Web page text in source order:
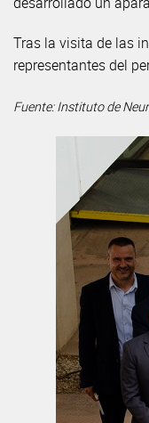
Tras la visita de las
representantes del
Fuente: Instituto de